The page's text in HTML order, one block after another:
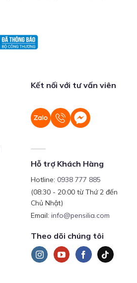
Kết nối với tư vấn viên
Hỗ trợ Khách Hàng
Hotline: 0938 777 885
(08:30 - 20:00 từ Thứ 2 đến
Chủ Nhật)
Email: info@pensilia.com
Theo dõi chúng tôi